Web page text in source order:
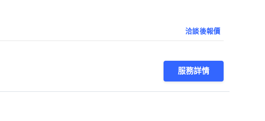
洽談後報價
服務詳情